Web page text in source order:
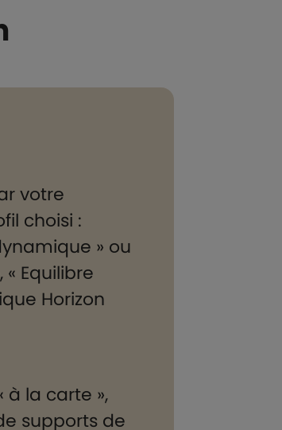
votre
choisi :
» ou
« Equilibre
Horizon
à la carte »,
supports de